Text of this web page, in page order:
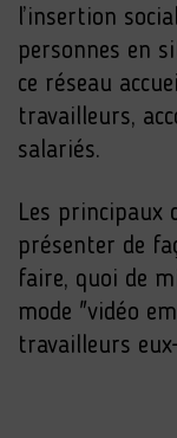
l’insertion
personnes en
ce réseau
travailleurs,
salariés.
Les principaux
présenter de
faire, quoi de
mode "vidéo
travailleurs